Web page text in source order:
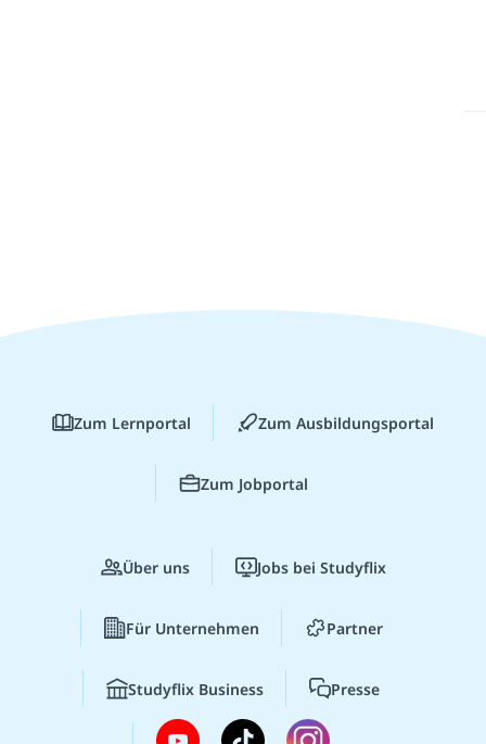
Zum Lernportal Zum Ausbildungsportal
Zum Jobportal
Über uns Jobs bei Studyflix
Für Unternehmen Partner
Studyflix Business Presse